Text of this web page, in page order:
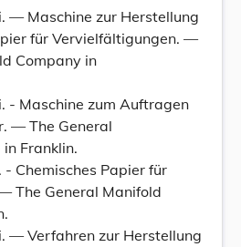
— Maschine zur Herstellung
für Vervielfältigungen. —
Company in
- Maschine zum Auftragen
— The General
Franklin.
- Chemisches Papier für
The General Manifold
— Verfahren zur Herstellung